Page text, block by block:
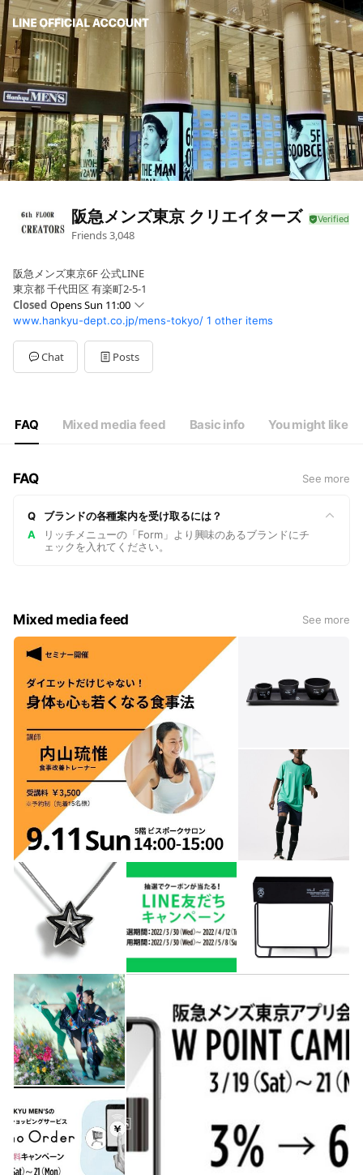
阪急メンズ東京 クリエイターズ
Friends3,048
阪急メンズ東京6F 公式LINE
東京都 千代田区 有楽町2-5-1
Closed Opens Sun 11:00
Sun11:00 - 20:00
Mon12:00 - 20:00
Tue12:00 - 20:00
Wed12:00 - 20:00
www.hankyu-dept.co.jp/mens-tokyo/ 1 other items
Chat Posts
FAQ Mixed media feed Basic info You might like
FAQ See more
Q
ブランドの各種案内を受け取るには？
A
リッチメニューの「Form」より興味のあるブランドにチ
ェックを入れてください。
Mixed media feed See more